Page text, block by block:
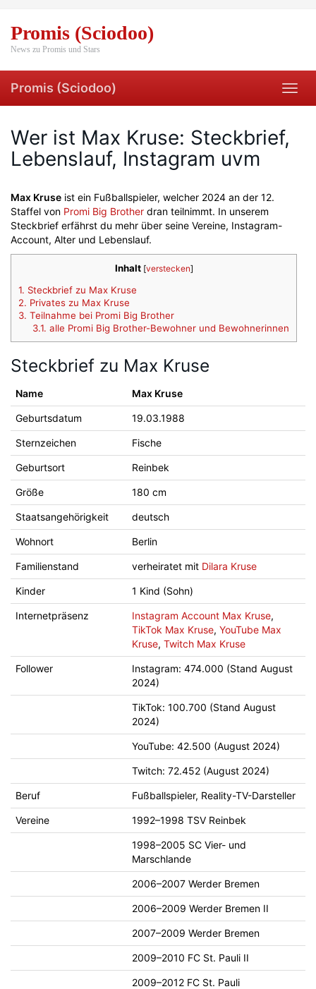
main
content
Promis (Sciodoo)
News zu Promis und Stars
Promis (Sciodoo)
Wer ist Max Kruse: Steckbrief,
Lebenslauf, Instagram uvm
Max Kruse ist ein Fußballspieler, welcher 2024 an der 12.
Staffel von Promi Big Brother dran teilnimmt. In unserem
Steckbrief erfährst du mehr über seine Vereine, Instagram-
Account, Alter und Lebenslauf.
Inhalt [verstecken]
1. Steckbrief zu Max Kruse
2. Privates zu Max Kruse
3. Teilnahme bei Promi Big Brother
3.1. alle Promi Big Brother-Bewohner und Bewohnerinnen
Steckbrief zu Max Kruse
Name Max Kruse
Geburtsdatum 19.03.1988
Sternzeichen Fische
Geburtsort Reinbek
Größe 180 cm
Staatsangehörigkeit deutsch
Wohnort Berlin
Familienstand verheiratet mit Dilara Kruse
Kinder 1 Kind (Sohn)
Internetpräsenz Instagram Account Max Kruse,
TikTok Max Kruse, YouTube Max
Kruse, Twitch Max Kruse
Follower
Instagram: 474.000 (Stand August
2024)
TikTok: 100.700 (Stand August
2024)
YouTube: 42.500 (August 2024)
Twitch: 72.452 (August 2024)
Beruf Fußballspieler, Reality-TV-Darsteller
Vereine 1992–1998 TSV Reinbek
1998–2005 SC Vier- und
Marschlande
2006–2007 Werder Bremen
2006–2009 Werder Bremen II
2007–2009 Werder Bremen
2009–2010 FC St. Pauli II
2009–2012 FC St. Pauli